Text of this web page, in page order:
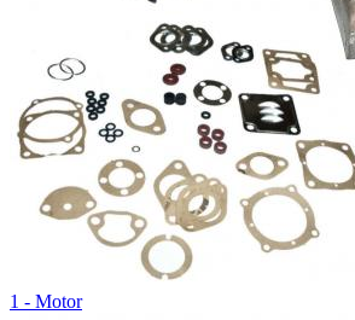
1 - Motor